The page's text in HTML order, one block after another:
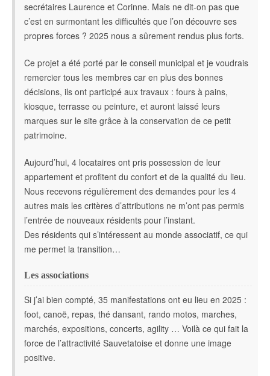
secrétaires Laurence et Corinne. Mais ne dit-on pas que
c’est en surmontant les difficultés que l’on découvre ses
propres forces ? 2025 nous a sûrement rendus plus forts.
Ce projet a été porté par le conseil municipal et je voudrais
remercier tous les membres car en plus des bonnes
décisions, ils ont participé aux travaux : fours à pains,
kiosque, terrasse ou peinture, et auront laissé leurs
marques sur le site grâce à la conservation de ce petit
patrimoine.
Aujourd’hui, 4 locataires ont pris possession de leur
appartement et profitent du confort et de la qualité du lieu.
Nous recevons régulièrement des demandes pour les 4
autres mais les critères d’attributions ne m’ont pas permis
l’entrée de nouveaux résidents pour l’instant.
Des résidents qui s’intéressent au monde associatif, ce qui
me permet la transition…
Les associations
Si j’ai bien compté, 35 manifestations ont eu lieu en 2025 :
foot, canoë, repas, thé dansant, rando motos, marches,
marchés, expositions, concerts, agility … Voilà ce qui fait la
force de l’attractivité Sauvetatoise et donne une image
positive.